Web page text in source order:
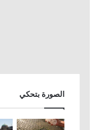
الصورة بتحكي